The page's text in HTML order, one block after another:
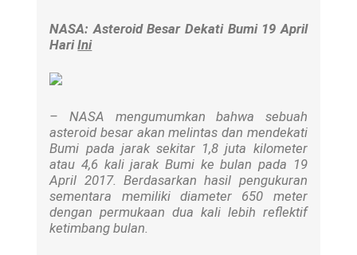
NASA: Asteroid Besar Dekati Bumi 19 April
HariIni
– NASA mengumumkan bahwa sebuah
asteroid besar akan melintas dan mendekati
Bumi pada jarak sekitar 1,8 juta kilometer
atau 4,6 kali jarak Bumi ke bulan pada 19
April 2017. Berdasarkan hasil pengukuran
sementara memiliki diameter 650 meter
dengan permukaan dua kali lebih reflektif
ketimbang bulan.